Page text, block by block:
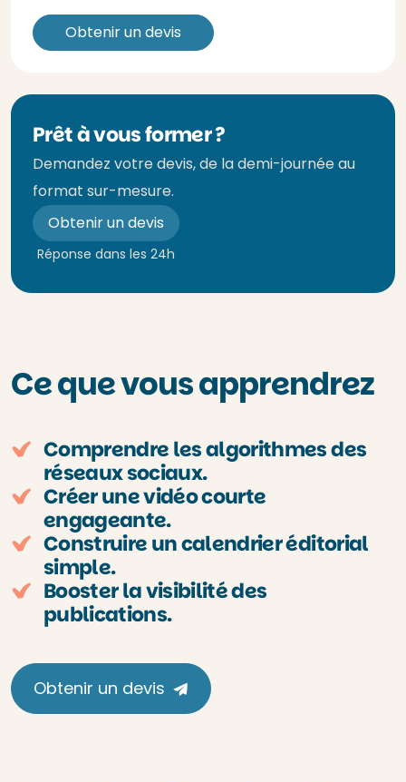
Obtenir un devis
Prêt à vous former ?
Demandez votre devis, de la demi-journée au
format sur-mesure.
Obtenir un devis
Réponse dans les 24h
Ce que vous apprendrez
Comprendre les algorithmes des
réseaux sociaux.
Créer une vidéo courte
engageante.
Construire un calendrier éditorial
simple.
Booster la visibilité des
publications.
Obtenir un devis